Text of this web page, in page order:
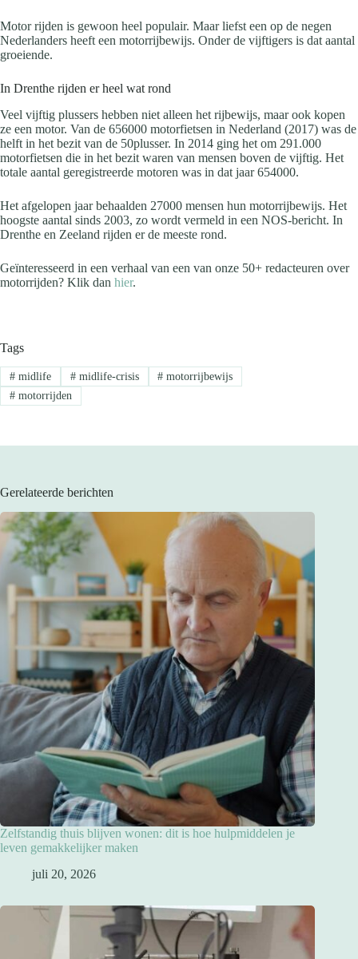
Motor rijden is gewoon heel populair. Maar liefst een op de negen
Nederlanders heeft een motorrijbewijs. Onder de vijftigers is dat aantal
groeiende.
In Drenthe rijden er heel wat rond
Veel vijftig plussers hebben niet alleen het rijbewijs, maar ook kopen
ze een motor. Van de 656000 motorfietsen in Nederland (2017) was de
helft in het bezit van de 50plusser. In 2014 ging het om 291.000
motorfietsen die in het bezit waren van mensen boven de vijftig. Het
totale aantal geregistreerde motoren was in dat jaar 654000.
Het afgelopen jaar behaalden 27000 mensen hun motorrijbewijs. Het
hoogste aantal sinds 2003, zo wordt vermeld in een NOS-bericht. In
Drenthe en Zeeland rijden er de meeste rond.
Geïnteresseerd in een verhaal van een van onze 50+ redacteuren over
motorrijden? Klik dan hier.
Tags
#midlife #midlife-crisis # motorrijbewijs
#motorrijden
Gerelateerde berichten
Zelfstandig thuis blijven wonen: dit is hoe hulpmiddelen je
leven gemakkelijker maken
juli 20, 2026